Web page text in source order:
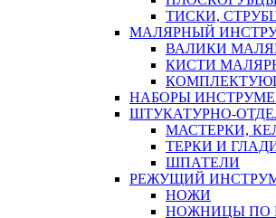
ТИСКИ,
МАЛЯРНЫЙ
ВАЛИКИ
КИСТИ
НАБОРЫ
ШТУКАТУРНО-
МАСТЕРКИ,
ТЕРКИ И
ШПАТЕЛИ
РЕЖУЩИЙ
НОЖИ
НОЖНИЦЫ ПО